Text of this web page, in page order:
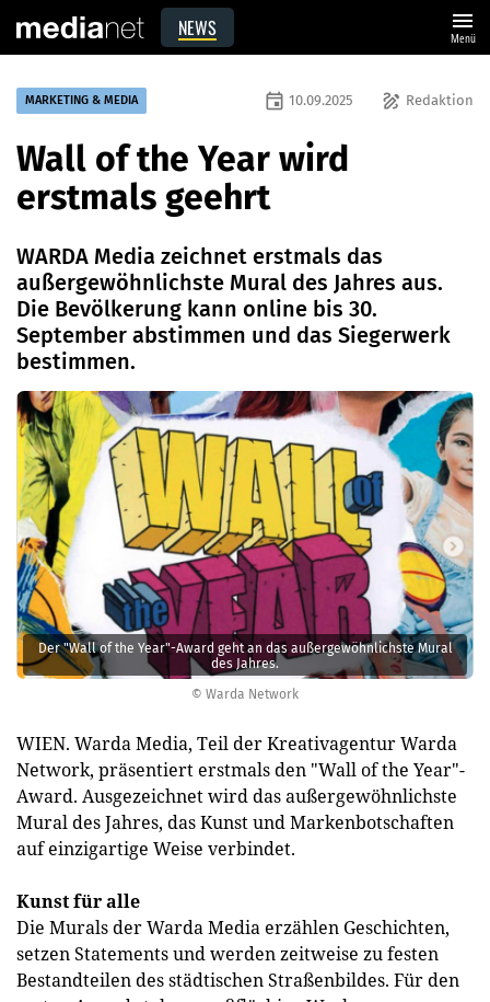
NEWS menu
Menü
© Warda Network
Der "Wall of the Year"-Award geht an das außergewöhnlichste Mural
des Jahres.
MARKETING & MEDIA draw Redaktion
event 10.09.2025
Wall of the Year wird
erstmals geehrt
WARDA Media zeichnet erstmals das
außergewöhnlichste Mural des Jahres aus.
Die Bevölkerung kann online bis 30.
September abstimmen und das Siegerwerk
bestimmen.
WIEN. Warda Media, Teil der Kreativagentur Warda
Network, präsentiert erstmals den "Wall of the Year"-
Award. Ausgezeichnet wird das außergewöhnlichste
Mural des Jahres, das Kunst und Markenbotschaften
auf einzigartige Weise verbindet.
Kunst für alle
Die Murals der Warda Media erzählen Geschichten,
setzen Statements und werden zeitweise zu festen
Bestandteilen des städtischen Straßenbildes. Für den